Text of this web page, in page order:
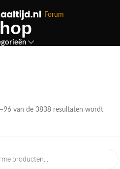
Forum
van de 3838 resultaten wordt